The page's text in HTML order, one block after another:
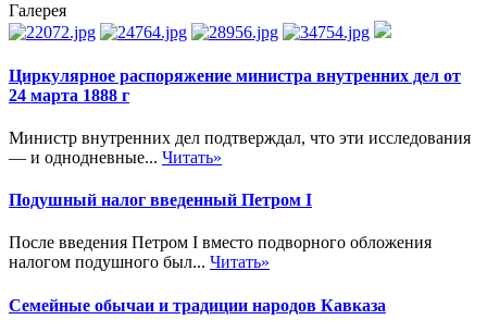
Галерея
Циркулярное распоряжение министра внутренних дел от
24 марта 1888 г
Министр внутренних дел подтверждал, что эти исследования
— и однодневные... Читать»
Подушный налог введенный Петром I
После введения Петром I вместо подворного обложения
налогом подушного был... Читать»
Семейные обычаи и традиции народов Кавказа